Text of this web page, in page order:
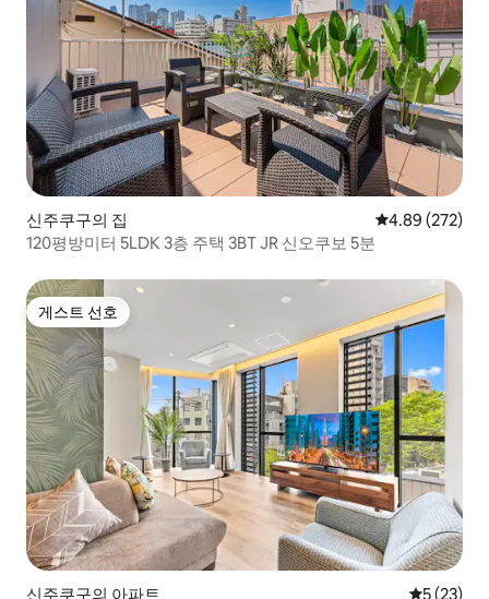
신주쿠구의 집 평점 4.89점(5
4.89 (272)
120평방미터 5LDK 3층 주택 3BT JR 신오쿠보 5분
게스트 선호
게스트 선호
신주쿠구의 아파트 평점 5점
5 (23)